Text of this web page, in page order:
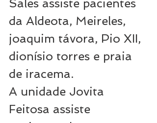
Sales assiste pacientes
da Aldeota, Meireles,
joaquim távora, Pio XII,
dionísio torres e praia
de iracema.
A unidade Jovita
Feitosa assiste